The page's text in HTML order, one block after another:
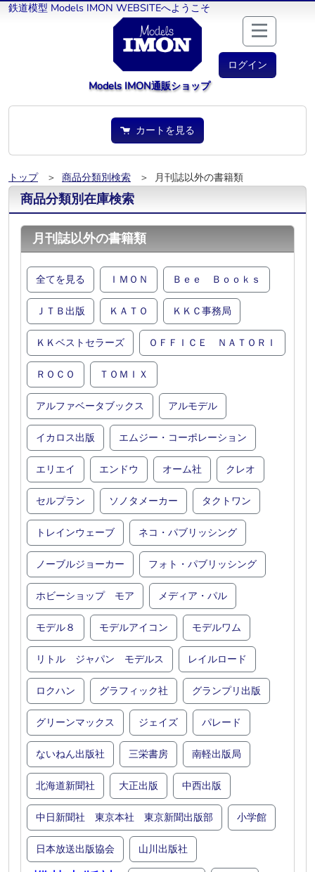
鉄道模型 Models IMON WEBSITEへようこそ
ログイン
Models IMON通販ショップ
カートを見る
トップ ＞ 商品分類別検索 ＞ 月刊誌以外の書籍類
商品分類別在庫検索
月刊誌以外の書籍類
全てを見る ＩＭＯＮ Ｂｅｅ Ｂｏｏｋｓ
ＪＴＢ出版 ＫＡＴＯ ＫＫＣ事務局
ＫＫベストセラーズ ＯＦＦＩＣＥ ＮＡＴＯＲＩ
ＲＯＣＯ ＴＯＭＩＸ
アルファベータブックス アルモデル
イカロス出版 エムジー・コーポレーション
エリエイ エンドウ オーム社 クレオ
セルプラン ソノタメーカー タクトワン
トレインウェーブ ネコ・パブリッシング
ノーブルジョーカー フォト・パブリッシング
ホビーショップ モア メディア・パル
モデル８ モデルアイコン モデルワム
リトル ジャパン モデルス レイルロード
ロクハン グラフィック社 グランプリ出版
グリーンマックス ジェイズ パレード
ないねん出版社 三栄書房 南軽出版局
北海道新聞社 大正出版 中西出版
中日新聞社 東京本社 東京新聞出版部 小学館
日本放送出版協会 山川出版社